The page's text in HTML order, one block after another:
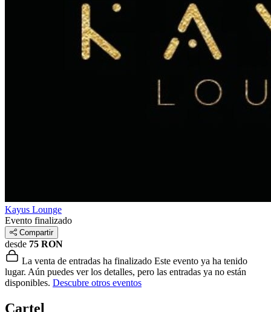
Kayus Lounge
Evento finalizado
Compartir
desde 75 RON
La venta de entradas ha finalizado Este evento ya ha tenido
lugar. Aún puedes ver los detalles, pero las entradas ya no están
disponibles. Descubre otros eventos
Cartel